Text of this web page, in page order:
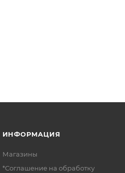
ИНФОРМАЦИЯ
Магазины
*Соглашение на обработку